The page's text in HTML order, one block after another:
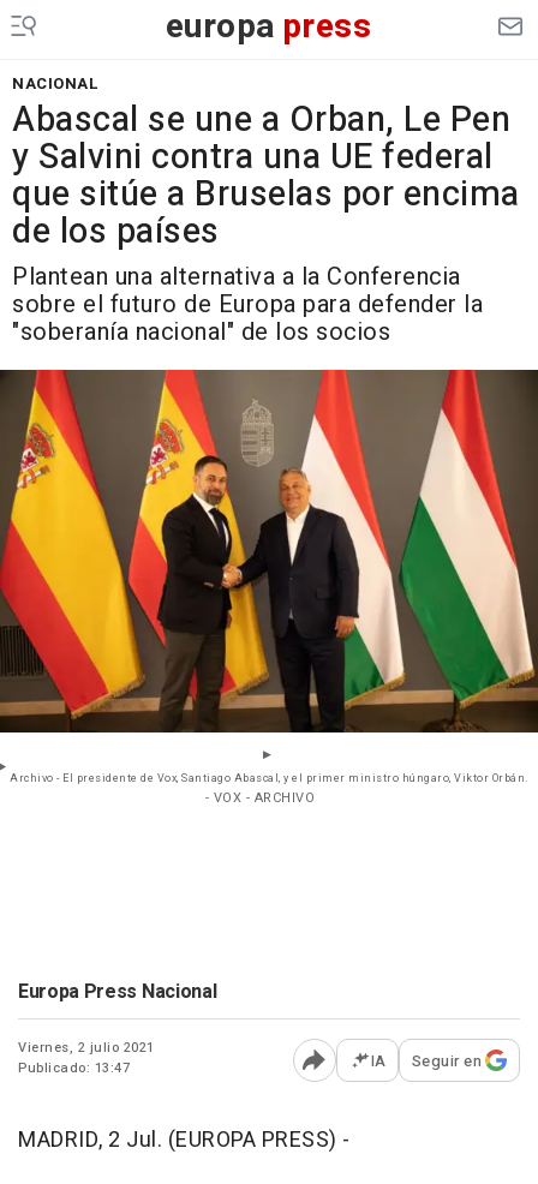
europa press
NACIONAL
Abascal se une a Orban, Le Pen
y Salvini contra una UE federal
que sitúe a Bruselas por encima
de los países
Plantean una alternativa a la Conferencia
sobre el futuro de Europa para defender la
"soberanía nacional" de los socios
Archivo - El presidente de Vox, Santiago Abascal, y el primer ministro húngaro, Viktor Orbán.
- VOX - ARCHIVO
Europa Press Nacional
Viernes, 2 julio 2021
Publicado: 13:47
Abrir opciones para
IA Seguir en
MADRID, 2 Jul. (EUROPA PRESS) -